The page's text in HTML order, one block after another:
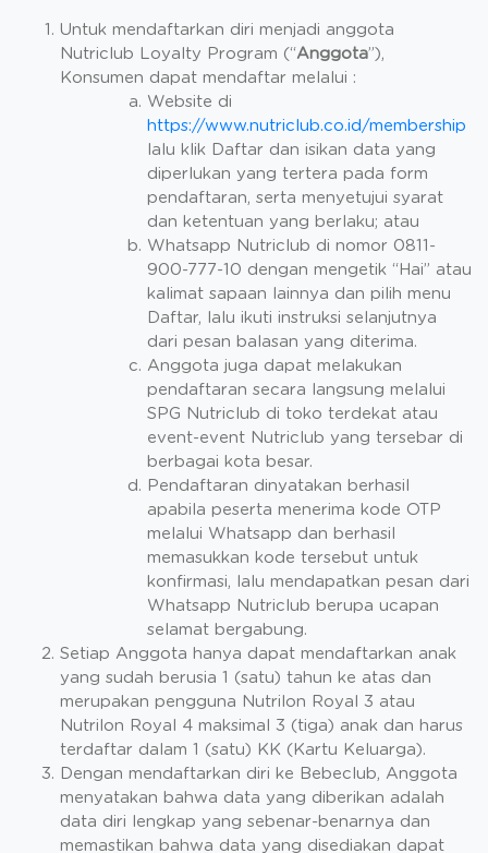
Untuk mendaftarkan diri menjadi anggota
Nutriclub Loyalty Program (“Anggota”),
Konsumen dapat mendaftar melalui :
Website di
https://www.nutriclub.co.id/membership
lalu klik Daftar dan isikan data yang
diperlukan yang tertera pada form
pendaftaran, serta menyetujui syarat
dan ketentuan yang berlaku; atau
Whatsapp Nutriclub di nomor 0811-
900-777-10 dengan mengetik “Hai” atau
kalimat sapaan lainnya dan pilih menu
Daftar, lalu ikuti instruksi selanjutnya
dari pesan balasan yang diterima.
Anggota juga dapat melakukan
pendaftaran secara langsung melalui
SPG Nutriclub di toko terdekat atau
event-event Nutriclub yang tersebar di
berbagai kota besar.
Pendaftaran dinyatakan berhasil
apabila peserta menerima kode OTP
melalui Whatsapp dan berhasil
memasukkan kode tersebut untuk
konfirmasi, lalu mendapatkan pesan dari
Whatsapp Nutriclub berupa ucapan
selamat bergabung.
Setiap Anggota hanya dapat mendaftarkan anak
yang sudah berusia 1 (satu) tahun ke atas dan
merupakan pengguna Nutrilon Royal 3 atau
Nutrilon Royal 4 maksimal 3 (tiga) anak dan harus
terdaftar dalam 1 (satu) KK (Kartu Keluarga).
Dengan mendaftarkan diri ke Bebeclub, Anggota
menyatakan bahwa data yang diberikan adalah
data diri lengkap yang sebenar-benarnya dan
memastikan bahwa data yang disediakan dapat